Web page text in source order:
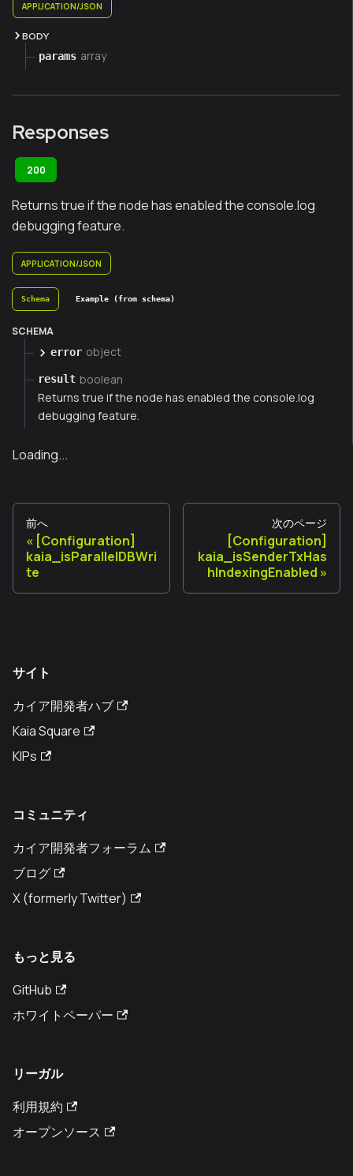
APPLICATION/JSON
BODY
params array
Responses
200
Returns true if the node has enabled the console.log
debugging feature.
APPLICATION/JSON
Schema Example (from schema)
SCHEMA
error object
result boolean
Returns true if the node has enabled the console.log
debugging feature.
Loading...
前へ
[Configuration]
kaia_isParallelDBWri
te
次のページ
[Configuration]
kaia_isSenderTxHas
hIndexingEnabled
サイト
カイア開発者ハブ
Kaia Square
KIPs
コミュニティ
カイア開発者フォーラム
ブログ
X (formerly Twitter)
もっと見る
GitHub
ホワイトペーパー
リーガル
利用規約
オープンソース